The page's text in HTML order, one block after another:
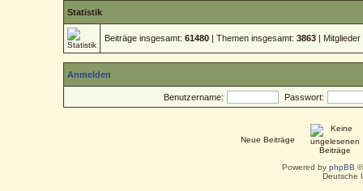
Statistik
Beiträge insgesamt:61480 | Themen insgesamt:3863 |
Anmelden
Benutzername: Passwort:
Neue Beiträge
Powered by phpBB
Deutsche